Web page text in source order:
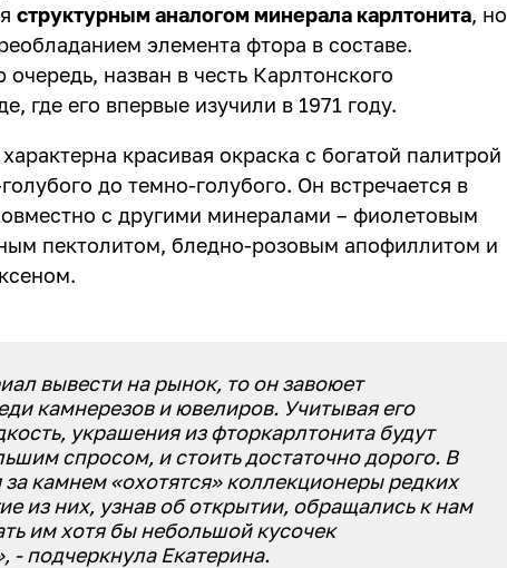
структурным аналогом минерала карлтонита, но
элемента фтора в составе.
назван в честь Карлтонского
где его впервые изучили в 1971 году.
красивая окраска с богатой палитрой
до темно-голубого. Он встречается в
с другими минералами – фиолетовым
пектолитом, бледно-розовым апофиллитом и
вывести на рынок, то он завоюет
камнерезов и ювелиров. Учитывая его
украшения из фторкарлтонита будут
спросом, и стоить достаточно дорого. В
камнем «охотятся» коллекционеры редких
из них, узнав об открытии, обращались к нам
им хотя бы небольшой кусочек
- подчеркнула Екатерина.